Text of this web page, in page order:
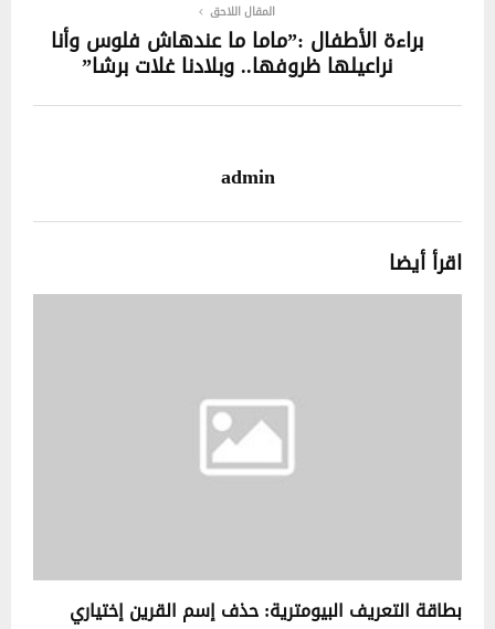
المقال اللاحق
براءة الأطفال :”ماما ما عندهاش فلوس وأنا
نراعيلها ظروفها.. وبلادنا غلات برشا”
admin
اقرأ أيضا
بطاقة التعريف البيومترية: حذف إسم القرين إختياري